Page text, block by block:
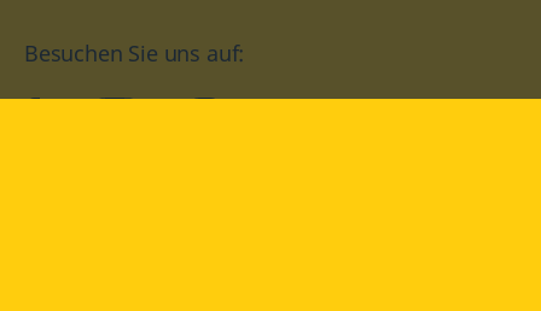
Besuchen Sie uns auf: